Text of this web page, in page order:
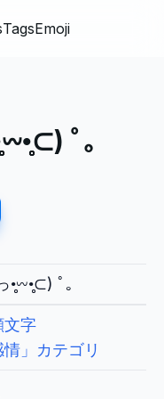
TagsEmoji
ﾟ｡
•̥̥̥𖥦•̥̥̥⊂) ﾟ｡
文字
情」カテゴリ